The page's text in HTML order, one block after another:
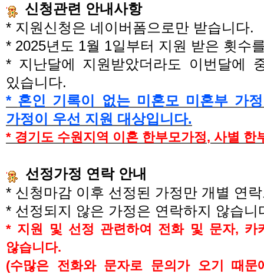
신청관련 안내사항
* 지원신청은 네이버폼으로만 받습니다.
* 2025년도 1월 1일부터 지원 받은 횟수
* 지난달에 지원받았더라도 이번달에
있습니다.
* 혼인 기록이 없는 미혼모 미혼부 가
가정이 우선 지원 대상입니다.
* 경기도 수원지역 이혼 한부모가정, 사별 한
선정가정 연락 안내
* 신청마감 이후 선정된 가정만 개별 연
* 선정되지 않은 가정은 연락하지 않습니
* 지원 및 선정 관련하여 전화 및 문자, 카
않습니다.
(수많은 전화와 문자로 문의가 오기 때문